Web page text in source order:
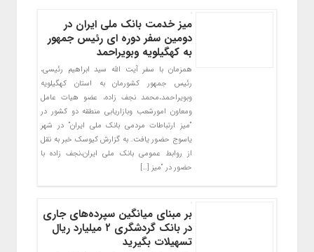
میز خدمت بانک ملی ایران در
دومین سفر دوره ای رئیس جمهور
به کهگیلویه وبویراحمد
همزمان با سفر آیت الله سید ابراهیم رئیسی،
رئیس جمهور کشورمان به استان کهگیلویه
وبویراحمد،محمد نجف زاده، عضو هیات عامل
ومعاون امورشعب وبازاریابی منطقه دو کشور در
“میز ارتباطات مردمی بانک ملی ایران” در شهر
یاسوج حضور یافت. به گزارش کیوسک خبر به نقل
از روابط عمومی بانک ملی ایران،نجف زاده با
حضور در “میز […]
بر مبنای میانگین سپرده‌های جاری
در بانک گردشگری ۲ میلیارد ریال
تسهیلات بگیرید